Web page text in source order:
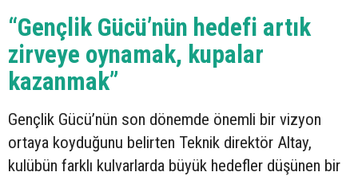
“Gençlik Gücü’nün hedefi artık
zirveye oynamak, kupalar
kazanmak”
Gençlik Gücü’nün son dönemde önemli bir vizyon
ortaya koyduğunu belirten Teknik direktör Altay,
kulübün farklı kulvarlarda büyük hedefler düşünen bir